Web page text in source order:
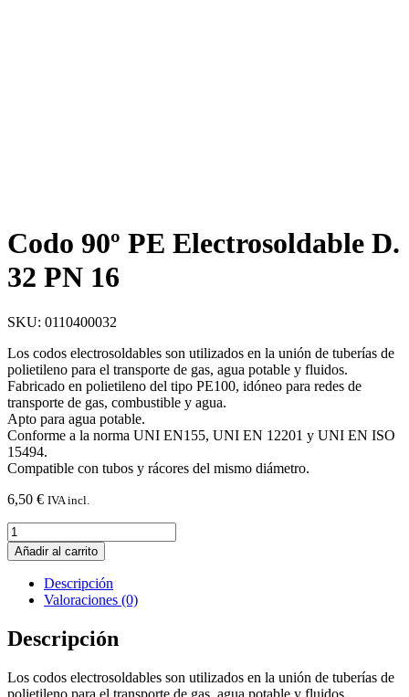
Codo 90º PE Electrosoldable D.
32 PN 16
SKU: 0110400032
Los codos electrosoldables son utilizados en la unión de tuberías de
polietileno para el transporte de gas, agua potable y fluidos.
Fabricado en polietileno del tipo PE100, idóneo para redes de
transporte de gas, combustible y agua.
Apto para agua potable.
Conforme a la norma UNI EN155, UNI EN 12201 y UNI EN ISO
15494.
Compatible con tubos y rácores del mismo diámetro.
6,50 € IVA incl.
Codo
90º
PE
Electrosoldable
PN
16
Añadir al carrito
Descripción
Valoraciones (0)
Descripción
Los codos electrosoldables son utilizados en la unión de tuberías de
polietileno para el transporte de gas, agua potable y fluidos.